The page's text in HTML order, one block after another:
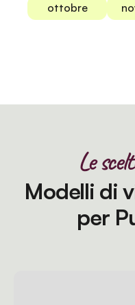
ottobre
Le
Modelli di
per